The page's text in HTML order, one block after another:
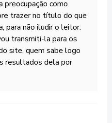
preocupação como
trazer no título do que
para não iludir o leitor.
transmiti-la para os
site, quem sabe logo
resultados dela por